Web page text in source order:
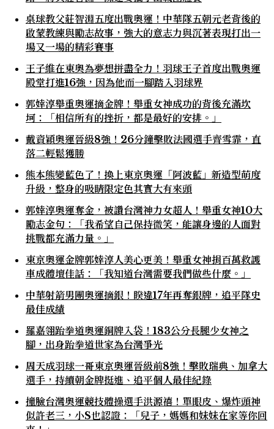
桌球教父莊智淵五度出戰奧運！中華隊五朝元老背後的
啟蒙教練與勵志故事，強大的意志力與沉著表現打出一
場又一場的精彩賽事
王子維在東奧為夢想拼盡全力！羽球王子首度出戰奧運
殿堂打進16強，因為他而一腳踏入羽球界
郭婞淳舉重奧運摘金牌！舉重女神成功的背後充滿坎
坷：「相信所有的挫折，都是最好的安排。」
戴資穎奧運晉級8強！26分鐘擊敗法國選手齊雪霏，直
落二輕鬆獲勝
熊本熊變藍色了！換上東京奧運「阿波藍」新造型萌度
升級，整身的吸睛限定色其實大有來頭
郭婞淳奧運奪金，被讚台灣神力女超人！舉重女神10大
勵志金句：「我希望自己保持微笑，能讓身邊的人面對
挑戰都充滿力量。」
東京奧運金牌郭婞淳人美心更美！舉重女神捐百萬救護
車成體壇佳話：「我知道台灣需要我們做些什麼。」
中華射箭男團奧運摘銀！睽違17年再奪銀牌，追平隊史
最佳成績
羅嘉翎跆拳道奧運銅牌入袋！183公分長腿少女神之
腳，出身跆拳道世家為台灣爭光
周天成羽球一哥東京奧運晉級前8強！擊敗瑞典、加拿大
選手，持續朝金牌挺進、追平個人最佳紀錄
撞臉台灣奧運競技體操選手洪源禧！單眼皮、爆炸頭神
似許老三，小S也認證：「兒子，媽媽和妹妹在家等你回